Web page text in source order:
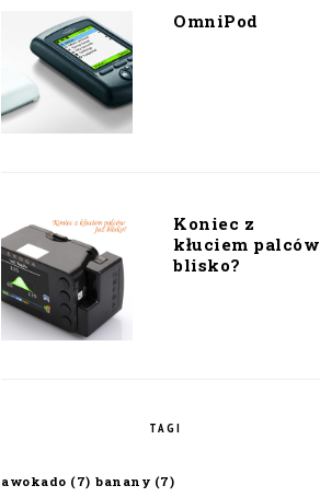
OmniPod
Koniec z
kłuciem palców
blisko?
TAGI
awokado (7) banany (7)